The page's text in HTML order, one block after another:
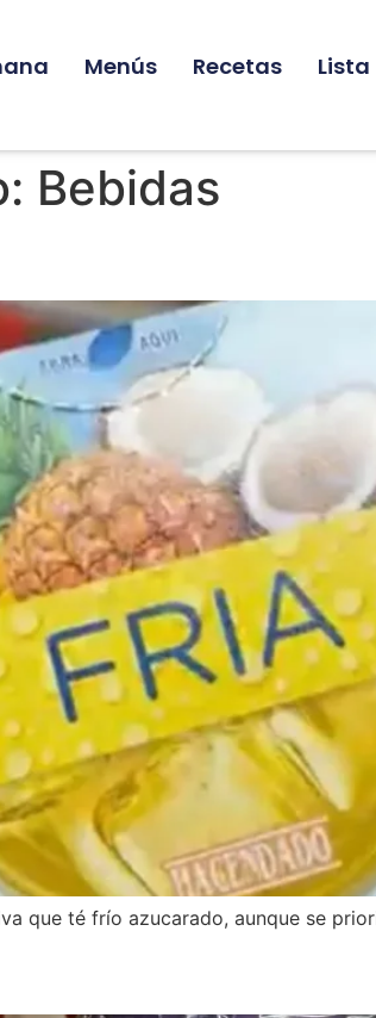
Menús Recetas Lista
Bebidas
que té frío azucarado, aunque se